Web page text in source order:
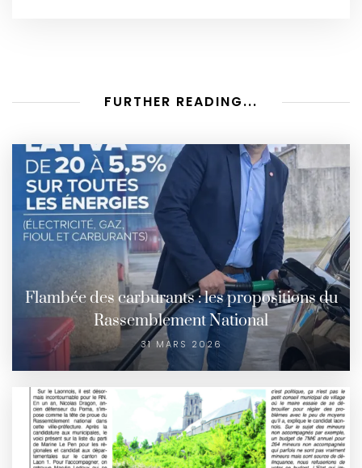
FURTHER READING...
Flambée des carburants : les propositions du
Rassemblement National
31 MARS 2026